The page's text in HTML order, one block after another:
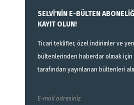
SELVİ'NİN E-BÜLTEN
KAYIT OLUN!
Ticari teklifler, özel indirimler ve
bültenlerinden haberdar olmak için
tarafından yayınlanan bültenleri